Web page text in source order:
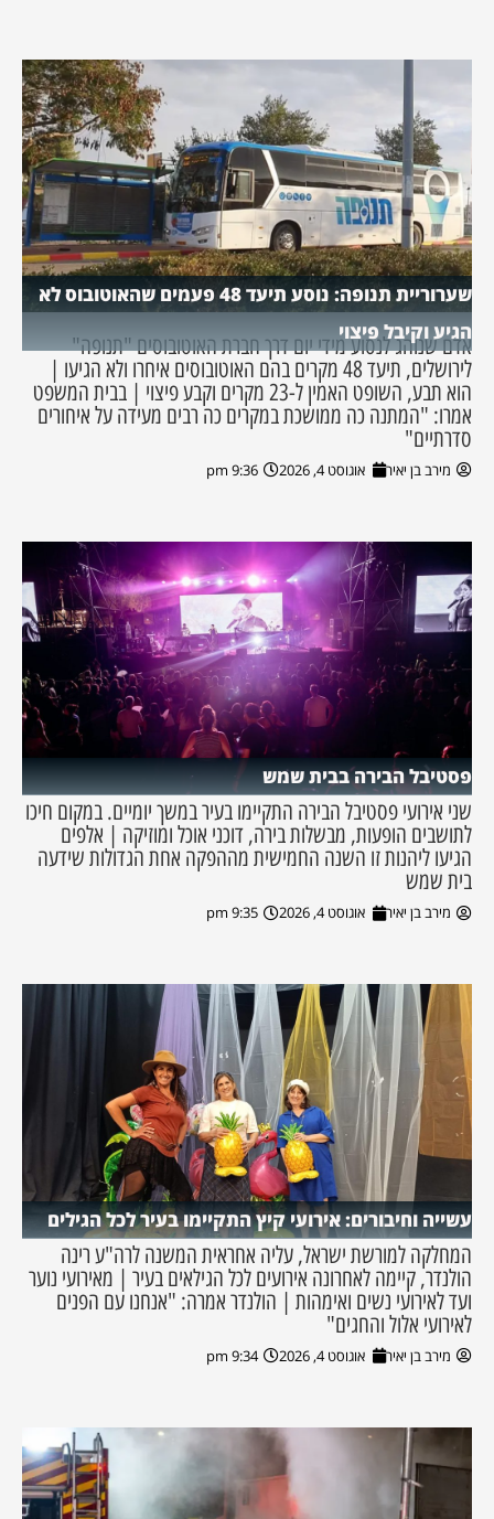
שערוריית תנופה: נוסע תיעד 48 פעמים שהאוטובוס לא
הגיע וקיבל פיצוי
אדם שנוהג לנסוע מידי יום דרך חברת האוטובוסים "תנופה"
לירושלים, תיעד 48 מקרים בהם האוטובוסים איחרו ולא הגיעו |
הוא תבע, השופט האמין ל-23 מקרים וקבע פיצוי | בבית המשפט
אמרו: "המתנה כה ממושכת במקרים כה רבים מעידה על איחורים
סדרתיים"
מירב בן יאיר אוגוסט 4, 2026 9:36 pm
פסטיבל הבירה בבית שמש
שני אירועי פסטיבל הבירה התקיימו בעיר במשך יומיים. במקום חיכו
לתושבים הופעות, מבשלות בירה, דוכני אוכל ומוזיקה | אלפים
הגיעו ליהנות זו השנה החמישית מההפקה אחת הגדולות שידעה
בית שמש
מירב בן יאיר אוגוסט 4, 2026 9:35 pm
עשייה וחיבורים: אירועי קיץ התקיימו בעיר לכל הגילים
המחלקה למורשת ישראל, עליה אחראית המשנה לרה"ע רינה
הולנדר, קיימה לאחרונה אירועים לכל הגילאים בעיר | מאירועי נוער
ועד לאירועי נשים ואימהות | הולנדר אמרה: "אנחנו עם הפנים
לאירועי אלול והחגים"
מירב בן יאיר אוגוסט 4, 2026 9:34 pm